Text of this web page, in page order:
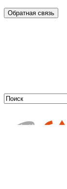
Обратная связь